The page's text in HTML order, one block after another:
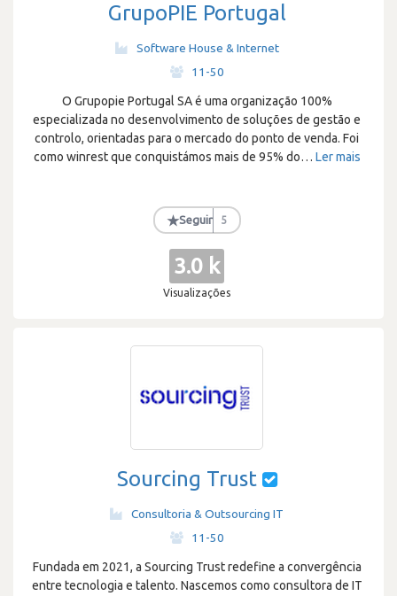
GrupoPIE Portugal
Software House & Internet
11-50
O Grupopie Portugal SA é uma organização 100%
especializada no desenvolvimento de soluções de gestão e
controlo, orientadas para o mercado do ponto de venda. Foi
como winrest que conquistámos mais de 95% do… Ler mais
★Seguir 5
3.0 k
Visualizações
Sourcing Trust
Consultoria & Outsourcing IT
11-50
Fundada em 2021, a Sourcing Trust redefine a convergência
entre tecnologia e talento. Nascemos como consultora de IT